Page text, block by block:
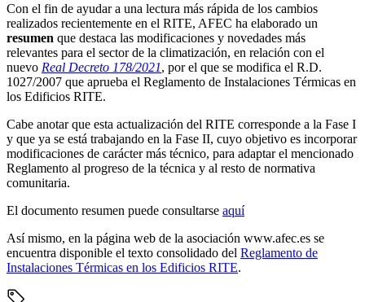
Con el fin de ayudar a una lectura más rápida de los cambios
realizados recientemente en el RITE, AFEC ha elaborado un
resumen que destaca las modificaciones y novedades más
relevantes para el sector de la climatización, en relación con el
nuevo Real Decreto 178/2021, por el que se modifica el R.D.
1027/2007 que aprueba el Reglamento de Instalaciones Térmicas en
los Edificios RITE.
Cabe anotar que esta actualización del RITE corresponde a la Fase I
y que ya se está trabajando en la Fase II, cuyo objetivo es incorporar
modificaciones de carácter más técnico, para adaptar el mencionado
Reglamento al progreso de la técnica y al resto de normativa
comunitaria.
El documento resumen puede consultarse aquí
Así mismo, en la página web de la asociación www.afec.es se
encuentra disponible el texto consolidado del Reglamento de
Instalaciones Térmicas en los Edificios RITE.